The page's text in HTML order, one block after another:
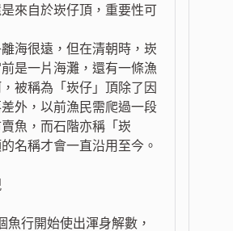
來自於崁仔頂，重要性可
海很遠，但在清朝時，崁
是一片海灘，還有一條漁
被稱為「崁仔」頂除了因
外，以前漁民需爬過一段
魚，而石階亦稱「崁
名稱才會一直沿用至今。
魚行開始使出渾身解數，